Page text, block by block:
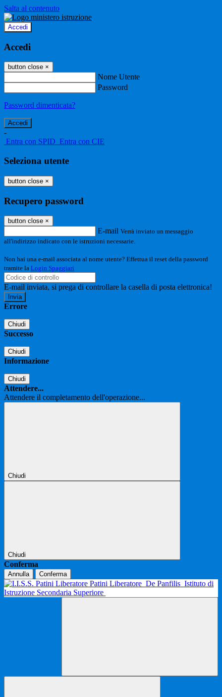
Salta al contenuto
Accedi
Accedi
button close ×
Nome Utente
Password
Password dimenticata?
-
Entra con SPID Entra con CIE
Seleziona utente
button close ×
Recupero password
button close ×
E-mail Verrà inviato un messaggio
all'indirizzo indicato con le istruzioni necessarie.
Non hai una e-mail associata al nome utente? Effettua il reset della password
tramite la Login Spaggiari
E-mail inviata, si prega di controllare la casella di posta elettronica!
Errore
Chiudi
Successo
Chiudi
Informazione
Chiudi
Attendere...
Attendere il completamento dell'operazione...
Chiudi
Chiudi
Conferma
Annulla Conferma
Patini Liberatore De Panfilis Istituto di
Istruzione Secondaria Superiore